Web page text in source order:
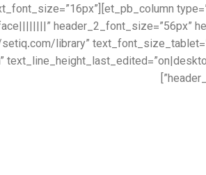
text_font=”||||||||” text_font_size=”16px”
header_2_font_size=”56px”
library”